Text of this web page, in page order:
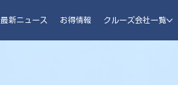
最新ニュース お得情報 クルーズ会社一覧